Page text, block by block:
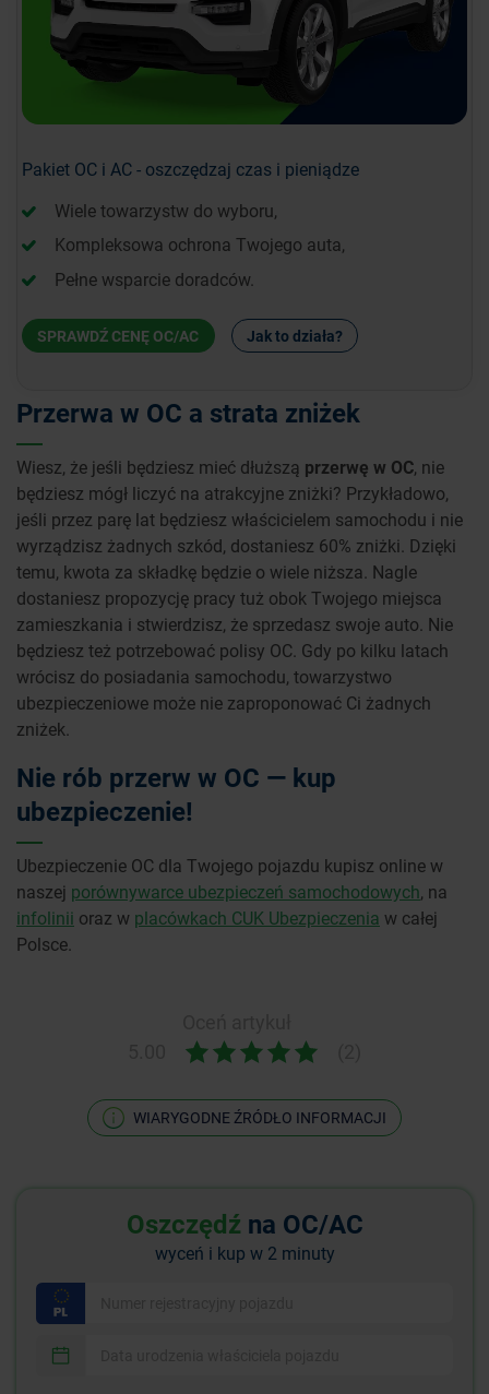
Pakiet OC i AC - oszczędzaj czas i pieniądze
Wiele towarzystw do wyboru,
Kompleksowa ochrona Twojego auta,
Pełne wsparcie doradców.
SPRAWDŹ CENĘ OC/AC Jak to działa?
Przerwa w OC a strata zniżek
Wiesz, że jeśli będziesz mieć dłuższą przerwę w OC, nie
będziesz mógł liczyć na atrakcyjne zniżki? Przykładowo,
jeśli przez parę lat będziesz właścicielem samochodu i nie
wyrządzisz żadnych szkód, dostaniesz 60% zniżki. Dzięki
temu, kwota za składkę będzie o wiele niższa. Nagle
dostaniesz propozycję pracy tuż obok Twojego miejsca
zamieszkania i stwierdzisz, że sprzedasz swoje auto. Nie
będziesz też potrzebować polisy OC. Gdy po kilku latach
wrócisz do posiadania samochodu, towarzystwo
ubezpieczeniowe może nie zaproponować Ci żadnych
zniżek.
Nie rób przerw w OC — kup
ubezpieczenie!
Ubezpieczenie OC dla Twojego pojazdu kupisz online w
naszej porównywarce ubezpieczeń samochodowych, na
infolinii oraz w placówkach CUK Ubezpieczenia w całej
Polsce.
WIARYGODNE ŹRÓDŁO INFORMACJI
Oszczędź na OC/AC
wyceń i kup w 2 minuty